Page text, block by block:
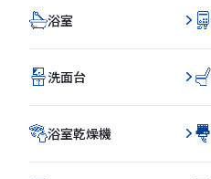
浴室
洗面台
浴室乾燥機